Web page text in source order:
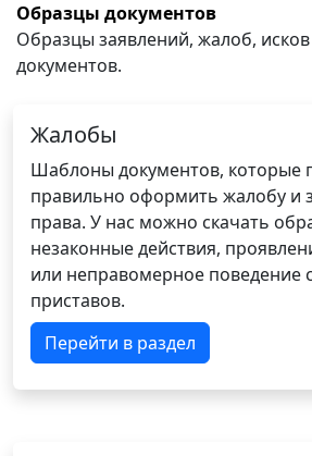
Образцы документов
Образцы заявлений, жалоб, исков
документов.
Жалобы
Шаблоны документов, которые
правильно оформить жалобу и
права. У нас можно скачать
незаконные действия,
или неправомерное поведение
приставов.
Перейти в раздел